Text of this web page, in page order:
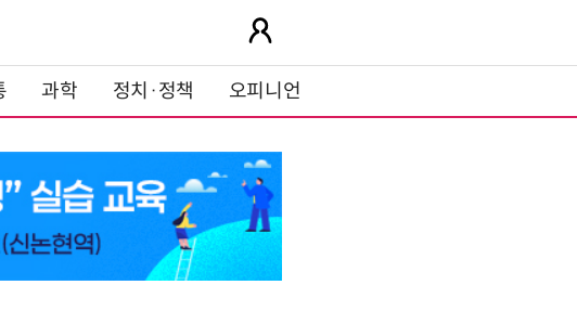
과학 정치·정책 오피니언